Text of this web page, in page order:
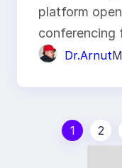
platform
conferencing
Dr.Arnut
1 2